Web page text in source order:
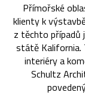
Přímořské
klienty k
z těchto případů
státě Kalifornia.
interiéry a
Schultz